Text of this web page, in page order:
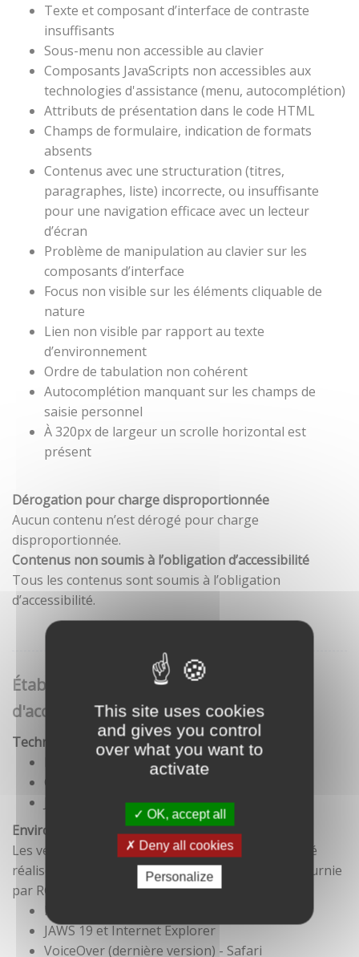
This site uses cookies
and gives you control
over what you want to
activate
OK, accept all
Deny all cookies
Personalize
Texte et composant d’interface de contraste
insuffisants
Sous-menu non accessible au clavier
Composants JavaScripts non accessibles aux
technologies d'assistance (menu, autocomplétion)
Attributs de présentation dans le code HTML
Champs de formulaire, indication de formats
absents
Contenus avec une structuration (titres,
paragraphes, liste) incorrecte, ou insuffisante
pour une navigation efficace avec un lecteur
d’écran
Problème de manipulation au clavier sur les
composants d’interface
Focus non visible sur les éléments cliquable de
nature
Lien non visible par rapport au texte
d’environnement
Ordre de tabulation non cohérent
Autocomplétion manquant sur les champs de
saisie personnel
À 320px de largeur un scrolle horizontal est
présent
Dérogation pour charge disproportionnée
Aucun contenu n’est dérogé pour charge
disproportionnée.
Contenus non soumis à l’obligation d’accessibilité
Tous les contenus sont soumis à l’obligation
d’accessibilité.
Établissement de cette déclaration
d'accessibilité
Technologies utilisées pour la réalisation du site
CSS
Environnement de test
Les vérifications de restitution de contenus ont été
réalisées conformément à la base de référence fournie
par RGAA 3.
Firefox et NVDA
JAWS 19 et Internet Explorer
VoiceOver (dernière version) - Safari